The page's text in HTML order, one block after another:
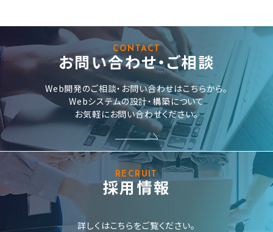
CONTACT
お問い合わせ・ご相談
Web開発のご相談・お問い合わせはこちらから。
Webシステムの設計・構築について
お気軽にお問い合わせください。
RECRUIT
採用情報
詳しくはこちらをご覧ください。